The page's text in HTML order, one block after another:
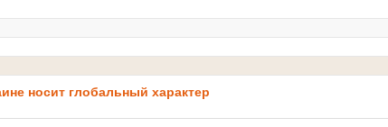
носит глобальный характер